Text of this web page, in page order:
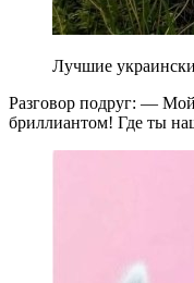
Лучшие
Разговор подруг: —
бриллиантом! Где ты